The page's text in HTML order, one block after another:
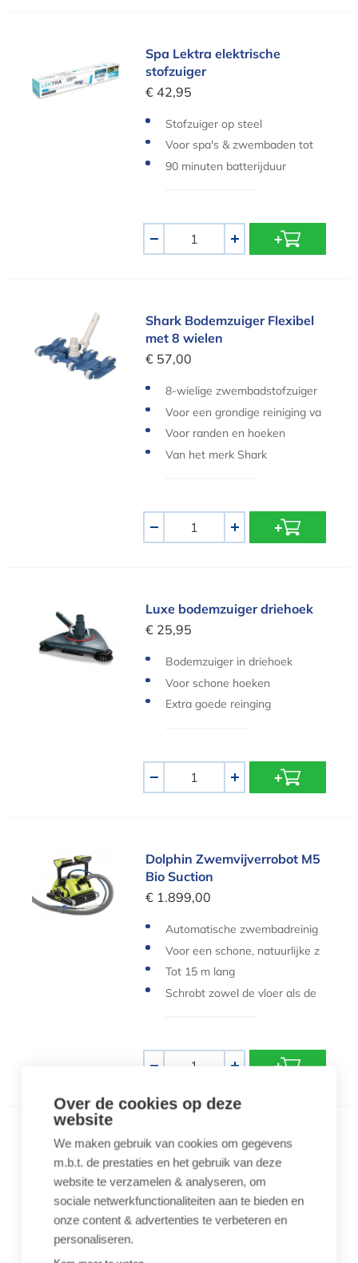
Spa Lektra elektrische stofzuiger
Spa Lektra elektrische
stofzuiger
€ 42,95
Stofzuiger op steel
Voor spa's & zwembaden tot
10m³
90 minuten batterijduur
+
Shark Bodemzuiger Flexibel met 8 wielen
Shark Bodemzuiger Flexibel
met 8 wielen
€ 57,00
8-wielige zwembadstofzuiger
Voor een grondige reiniging va
n je zwembad
Voor randen en hoeken
Van het merk Shark
+
Luxe bodemzuiger driehoekLuxe bodemzuiger driehoek
€ 25,95
Bodemzuiger in driehoek
Voor schone hoeken
Extra goede reinging
+
Dolphin Zwemvijverrobot M5 Bio Suction
Dolphin Zwemvijverrobot M5
Bio Suction
€ 1.899,00
Automatische zwembadreinig
er
Voor een schone, natuurlijke z
wemvijver
Tot 15 m lang
Schrobt zowel de vloer als de
Luxe vac 8-wielige bodemzuiger
Luxe vac 8-wielige
bodemzuiger
€ 29,95
8-wielige zwembadstofzuiger
Over de cookies op deze
website
We maken gebruik van cookies om gegevens
m.b.t. de prestaties en het gebruik van deze
website te verzamelen & analyseren, om
sociale netwerkfunctionaliteiten aan te bieden en
onze content & advertenties te verbeteren en
personaliseren.